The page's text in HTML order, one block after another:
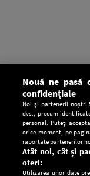
Nouă ne pasă
confidențiale
Noi și partenerii noștri
dvs., precum
personal. Puteți
orice moment, pe
raportate partenerilor
Atât noi, cât și
oferi:
Utilizarea unor date